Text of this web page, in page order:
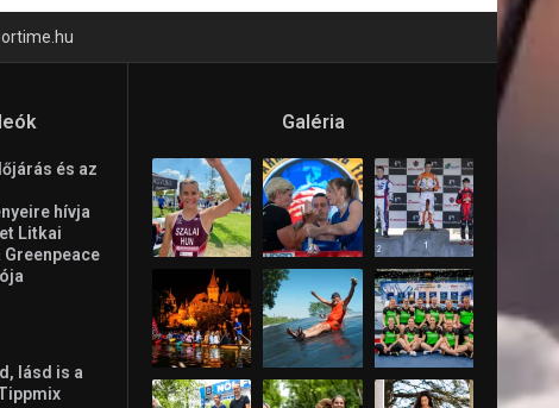
és az
hívja
Litkai
Greenpeace
lásd is a
Galéria